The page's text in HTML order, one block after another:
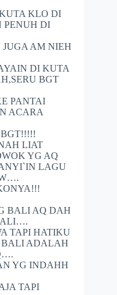
KLO DI
PENUH DI
AM NIEH
DI KUTA
BGT
PANTAI
ACARA
LIAT
YG AQ
LAGU
BALI AQ DAH
TAPI HATIKU
ADALAH
YG INDAHH
TAPI